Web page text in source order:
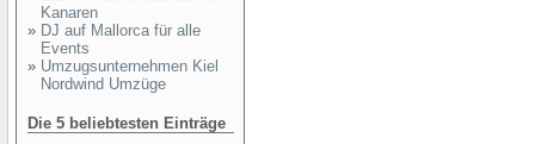
Kanaren
» DJ auf Mallorca für alle
Events
» Umzugsunternehmen Kiel
Nordwind Umzüge
Die 5 beliebtesten Einträge